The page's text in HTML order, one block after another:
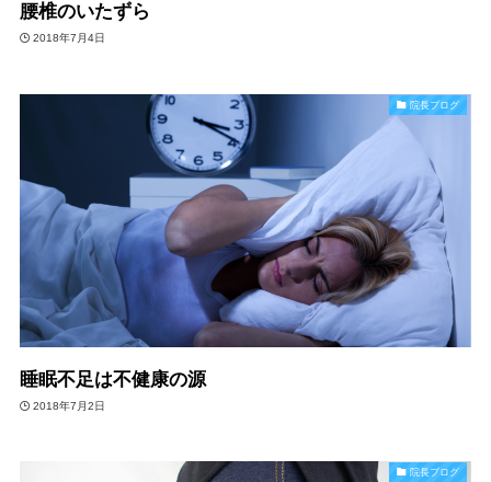
腰椎のいたずら
2018年7月4日
院長ブログ
睡眠不足は不健康の源
2018年7月2日
院長ブログ